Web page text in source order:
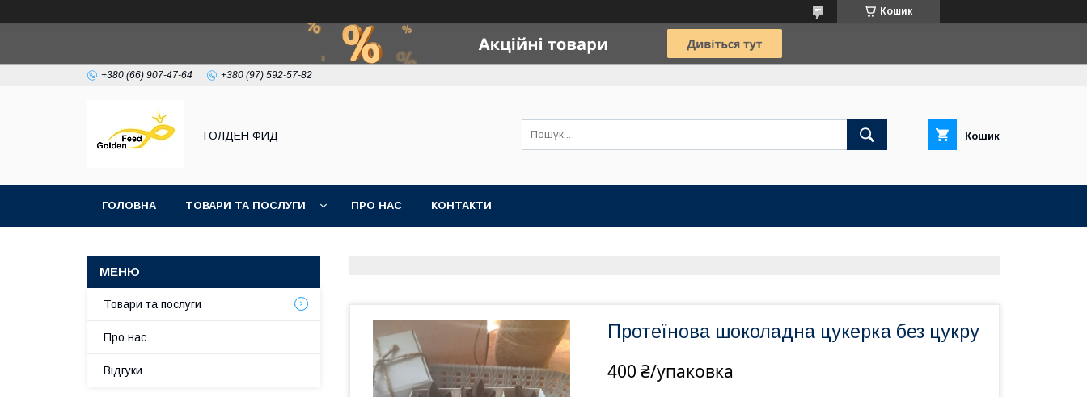
Кошик
+380 (66) 907-47-64 +380 (97) 592-57-82
ГОЛДЕН ФИД Кошик
ГОЛОВНА ТОВАРИ ТА ПОСЛУГИ ПРО НАС КОНТАКТИ
Протеїнова шоколадна цукерка без цукру
400 ₴/упаковка
Товари та послуги
Про нас
Відгуки